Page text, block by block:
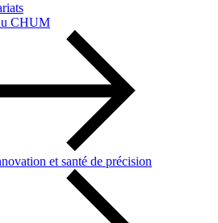
CHUM
et santé de précision